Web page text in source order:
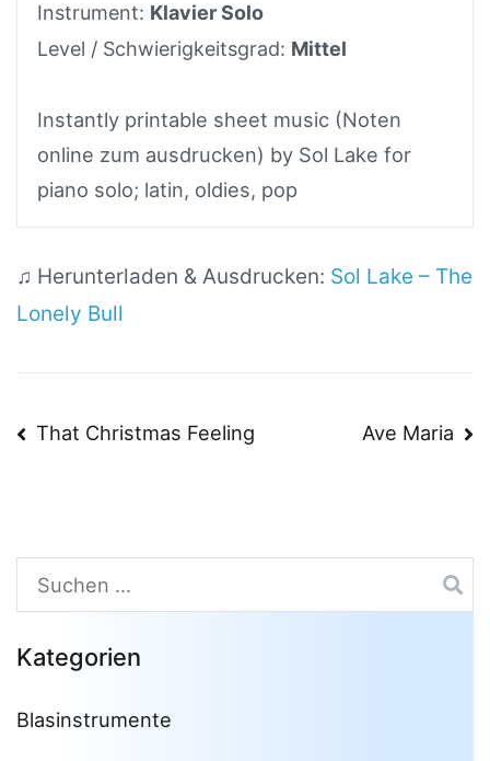
Instrument: Klavier Solo
Level / Schwierigkeitsgrad: Mittel
Instantly printable sheet music (Noten
online zum ausdrucken) by Sol Lake for
piano solo; latin, oldies, pop
♫ Herunterladen & Ausdrucken: Sol Lake – The
Lonely Bull
Beitragsnavigation
That Christmas Feeling Ave Maria
Suchen
nach:
Kategorien
Blasinstrumente